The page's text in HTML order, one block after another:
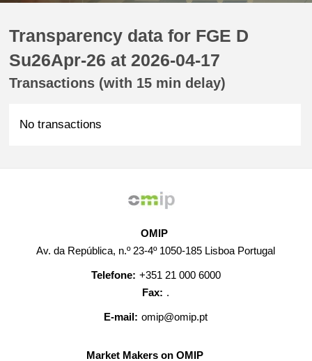
Transparency data for FGE D
Su26Apr-26 at 2026-04-17
Transactions (with 15 min delay)
No transactions
OMIP
Av. da República, n.º 23-4º 1050-185 Lisboa Portugal
Telefone: +351 21 000 6000
Fax: .
E-mail: omip@omip.pt
Market Makers on OMIP